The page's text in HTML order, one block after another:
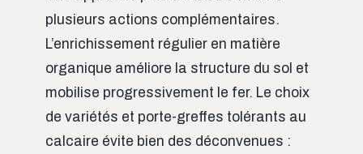
plusieurs actions complémentaires.
L’enrichissement régulier en matière
organique améliore la structure du sol et
mobilise progressivement le fer. Le choix
de variétés et porte-greffes tolérants au
calcaire évite bien des déconvenues :